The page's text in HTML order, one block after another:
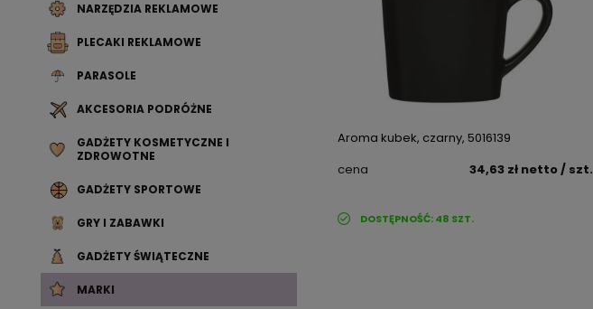
NARZĘDZIA REKLAMOWE
PLECAKI REKLAMOWE
PARASOLE
AKCESORIA PODRÓŻNE
GADŻETY KOSMETYCZNE I
ZDROWOTNE
GADŻETY SPORTOWE
GRY I ZABAWKI
GADŻETY ŚWIĄTECZNE
MARKI
Aroma kubek, czarny, 5016139
cena
34,63 zł netto/ szt.
DOSTĘPNOŚĆ:48 SZT.